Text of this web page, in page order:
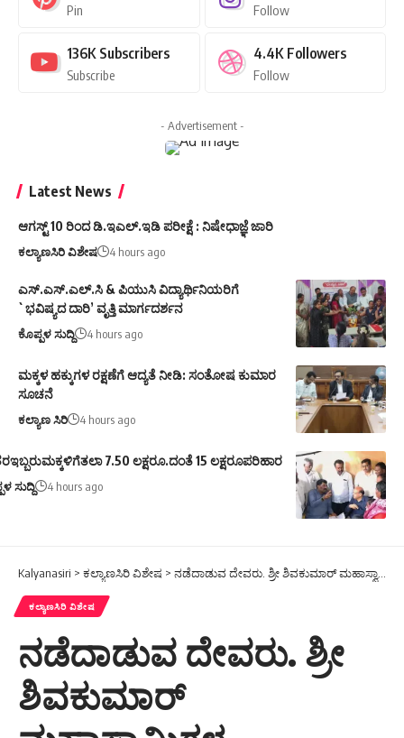
Pin Follow
136K Subscribers
Subscribe
4.4K Followers
Follow
- Advertisement -
Latest News
ಆಗಸ್ಟ್ 10 ರಿಂದ ಡಿ.ಇಎಲ್.ಇಡಿ ಪರೀಕ್ಷೆ : ನಿಷೇಧಾಜ್ಞೆ ಜಾರಿ
ಕಲ್ಯಾಣಸಿರಿ ವಿಶೇಷ 4 hours ago
ಎಸ್.ಎಸ್.ಎಲ್.ಸಿ & ಪಿಯುಸಿ ವಿದ್ಯಾರ್ಥಿನಿಯರಿಗೆ
`ಭವಿಷ್ಯದ ದಾರಿ’ ವೃತ್ತಿ ಮಾರ್ಗದರ್ಶನ
ಕೊಪ್ಪಳ ಸುದ್ದಿ 4 hours ago
ಮಕ್ಕಳ ಹಕ್ಕುಗಳ ರಕ್ಷಣೆಗೆ ಆದ್ಯತೆ ನೀಡಿ: ಸಂತೋಷ ಕುಮಾರ
ಸೂಚನೆ
ಕಲ್ಯಾಣ ಸಿರಿ 4 hours ago
7.50 ಲಕ್ಷರೂ.ದಂತೆ 15 ಲಕ್ಷರೂಪರಿಹಾರ
ಸುದ್ದಿ 4 hours ago
Kalyanasiri > ಕಲ್ಯಾಣಸಿರಿ ವಿಶೇಷ > ನಡೆದಾಡುವ ದೇವರು. ಶ್ರೀ ಶಿವಕುಮಾರ್ ಮಹಾಸ್ವಾಮಿಗಳ. 118ನೇಜಯಂತೋತ್ಸವ
ಕಲ್ಯಾಣಸಿರಿ ವಿಶೇಷ
ನಡೆದಾಡುವ ದೇವರು. ಶ್ರೀ
ಶಿವಕುಮಾರ್